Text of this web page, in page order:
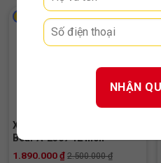
Xe Đạp Trẻ Em Bé Trai Jazz
Bear A-2307 12 Inch
1.890.000₫ 2.500.000₫